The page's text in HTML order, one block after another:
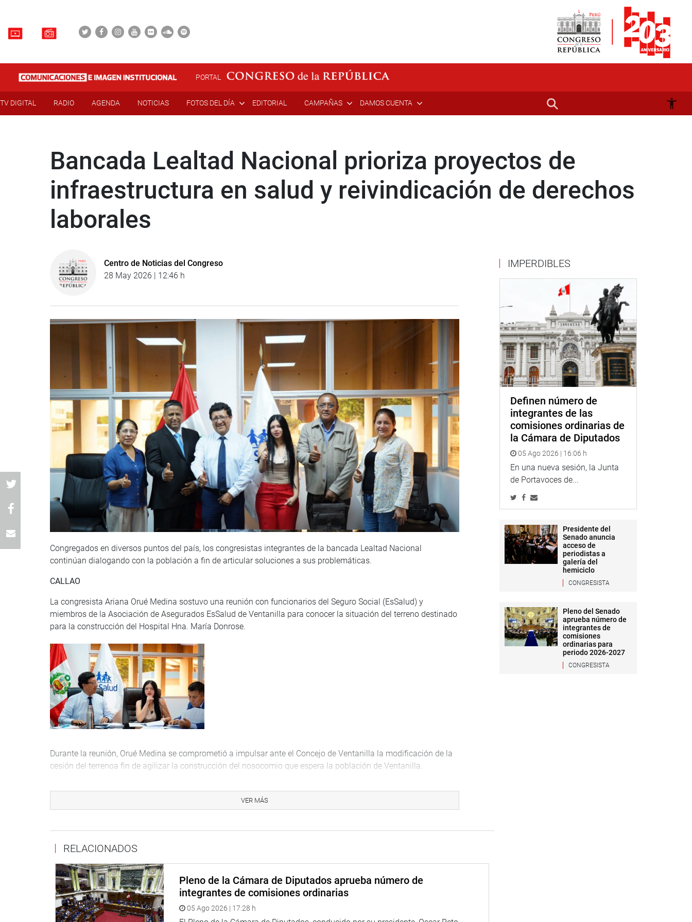
PORTAL
TV DIGITAL RADIO AGENDA NOTICIAS FOTOS DEL DÍA EDITORIAL CAMPAÑAS DAMOS CUENTA
Bancada Lealtad Nacional prioriza proyectos de
infraestructura en salud y reivindicación de derechos
laborales
Centro de Noticias del Congreso
28 May 2026 | 12:46 h
Congregados en diversos puntos del país, los congresistas integrantes de la bancada Lealtad Nacional
continúan dialogando con la población a fin de articular soluciones a sus problemáticas.
CALLAO
La congresista Ariana Orué Medina sostuvo una reunión con funcionarios del Seguro Social (EsSalud) y
miembros de la Asociación de Asegurados EsSalud de Ventanilla para conocer la situación del terreno destinado
para la construcción del Hospital Hna. María Donrose.
Durante la reunión, Orué Medina se comprometió a impulsar ante el Concejo de Ventanilla la modificación de la
cesión del terrenoa fin de agilizar la construcción del nosocomio que espera la población de Ventanilla.
El legislador Guido Bellido Ugarte dialogó con los trabajadores de EsSalud Cusco quien solicitan la aprobación
de plazas en EsSalud, en el marco de promoción interna 2025-2026.
VER MÁS
RELACIONADOS
Pleno de la Cámara de Diputados aprueba número de
integrantes de comisiones ordinarias
05 Ago 2026 | 17:28 h
IMPERDIBLES
Definen número de
integrantes de las
comisiones ordinarias de
la Cámara de Diputados
05 Ago 2026 | 16:06 h
En una nueva sesión, la Junta
de Portavoces de...
Presidente del
Senado anuncia
acceso de
periodistas a
galería del
hemiciclo
CONGRESISTA
Pleno del Senado
aprueba número de
integrantes de
comisiones
ordinarias para
periodo 2026-2027
CONGRESISTA